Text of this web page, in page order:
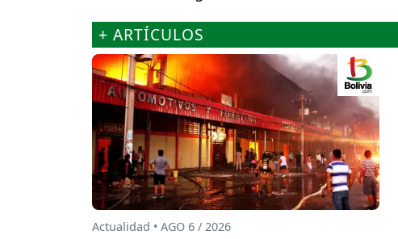
+ ARTÍCULOS
Actualidad • AGO 6 / 2026